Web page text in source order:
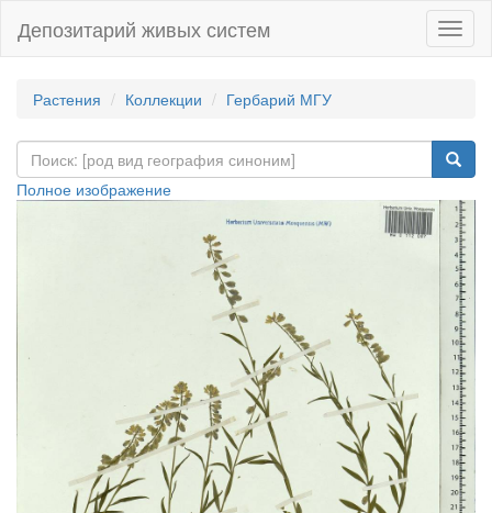
Депозитарий живых систем
Растения Коллекции Гербарий МГУ
Полное изображение